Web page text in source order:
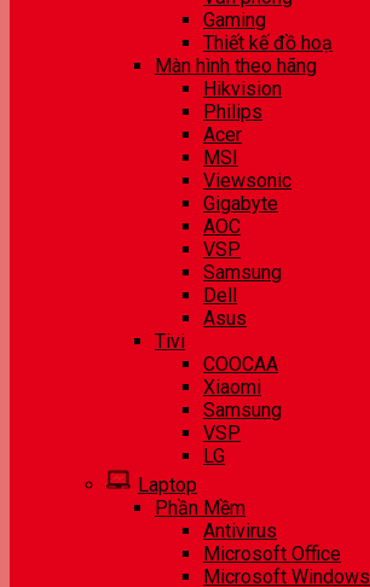
Gaming
Thiết kế đồ hoạ
Màn hình theo hãng
Hikvision
Philips
Acer
MSI
Viewsonic
Gigabyte
AOC
VSP
Samsung
Dell
Asus
Tivi
COOCAA
Xiaomi
Samsung
VSP
LG
Laptop
Phần Mềm
Antivirus
Microsoft Office
Microsoft Windows